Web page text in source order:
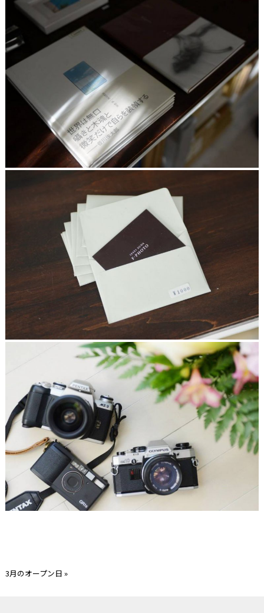
3月のオープン日 »